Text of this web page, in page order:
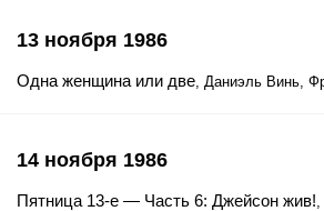
13 ноября 1986
Одна женщина или две, Даниэль Винь,
14 ноября 1986
Пятница 13-е — Часть 6: Джейсон жив!